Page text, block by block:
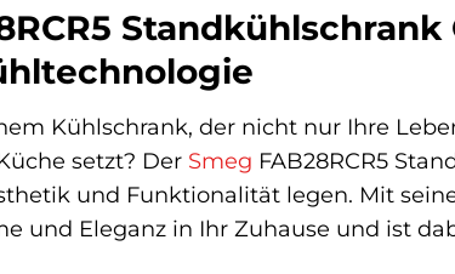
Kühlschrank, der nicht nur Ihre
setzt? Der Smeg FAB28RCR5
und Funktionalität legen. Mit
und Eleganz in Ihr Zuhause und ist